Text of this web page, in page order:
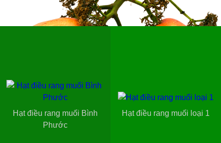
Hạt điều rang muối Bình
Phước
Hạt điều rang muối loại 1